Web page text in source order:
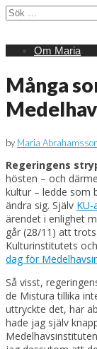
Sök
efter:
Main
Skip
Om Maria
Många
by Maria Abrahamsson
Regeringens
hösten – och
kultur – ledde som
ändra sig. Själv KU-
ärendet i enlighet
går (28/11) att
Kulturinstitutets
dag för
Så visst,
de Mistura tillika
uttryckte det, har
hade jag själv